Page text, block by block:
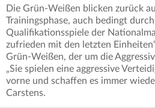
Die Grün-Weißen blicken zurück
Trainingsphase, auch bedingt
Qualifikationsspiele der
zufrieden mit den letzten
Grün-Weißen, der um die
„Sie spielen eine aggressive
vorne und schaffen es immer
Carstens.